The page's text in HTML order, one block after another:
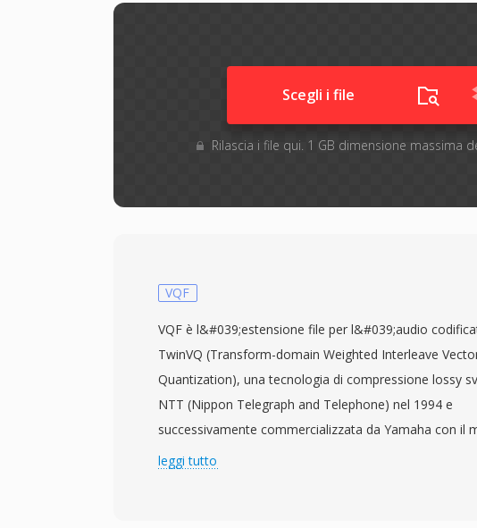
Scegli i file
Rilascia i file qui. 1 GB dimensione massima
VQF
VQF è l&#039;estensione file per l&#039;audio
TwinVQ (Transform-domain Weighted Interleave
Quantization), una tecnologia di compressione lossy
NTT (Nippon Telegraph and Telephone) nel 1994 e
successivamente commercializzata da Yamaha con il
SoundVQ. Il codec prometteva un vantaggio
leggi tutto